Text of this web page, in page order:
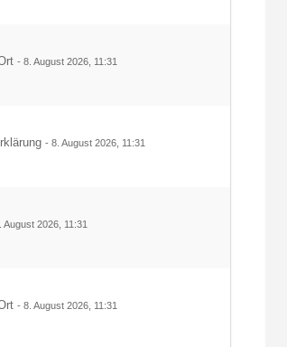
-8. August 2026, 11:31
-8. August 2026, 11:31
August 2026, 11:31
-8. August 2026, 11:31